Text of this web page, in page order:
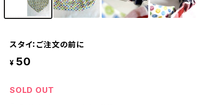
スタイ：ご注文の前に
¥ 50
SOLD OUT